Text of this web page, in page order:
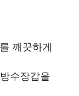
깨끗하게
수장갑을